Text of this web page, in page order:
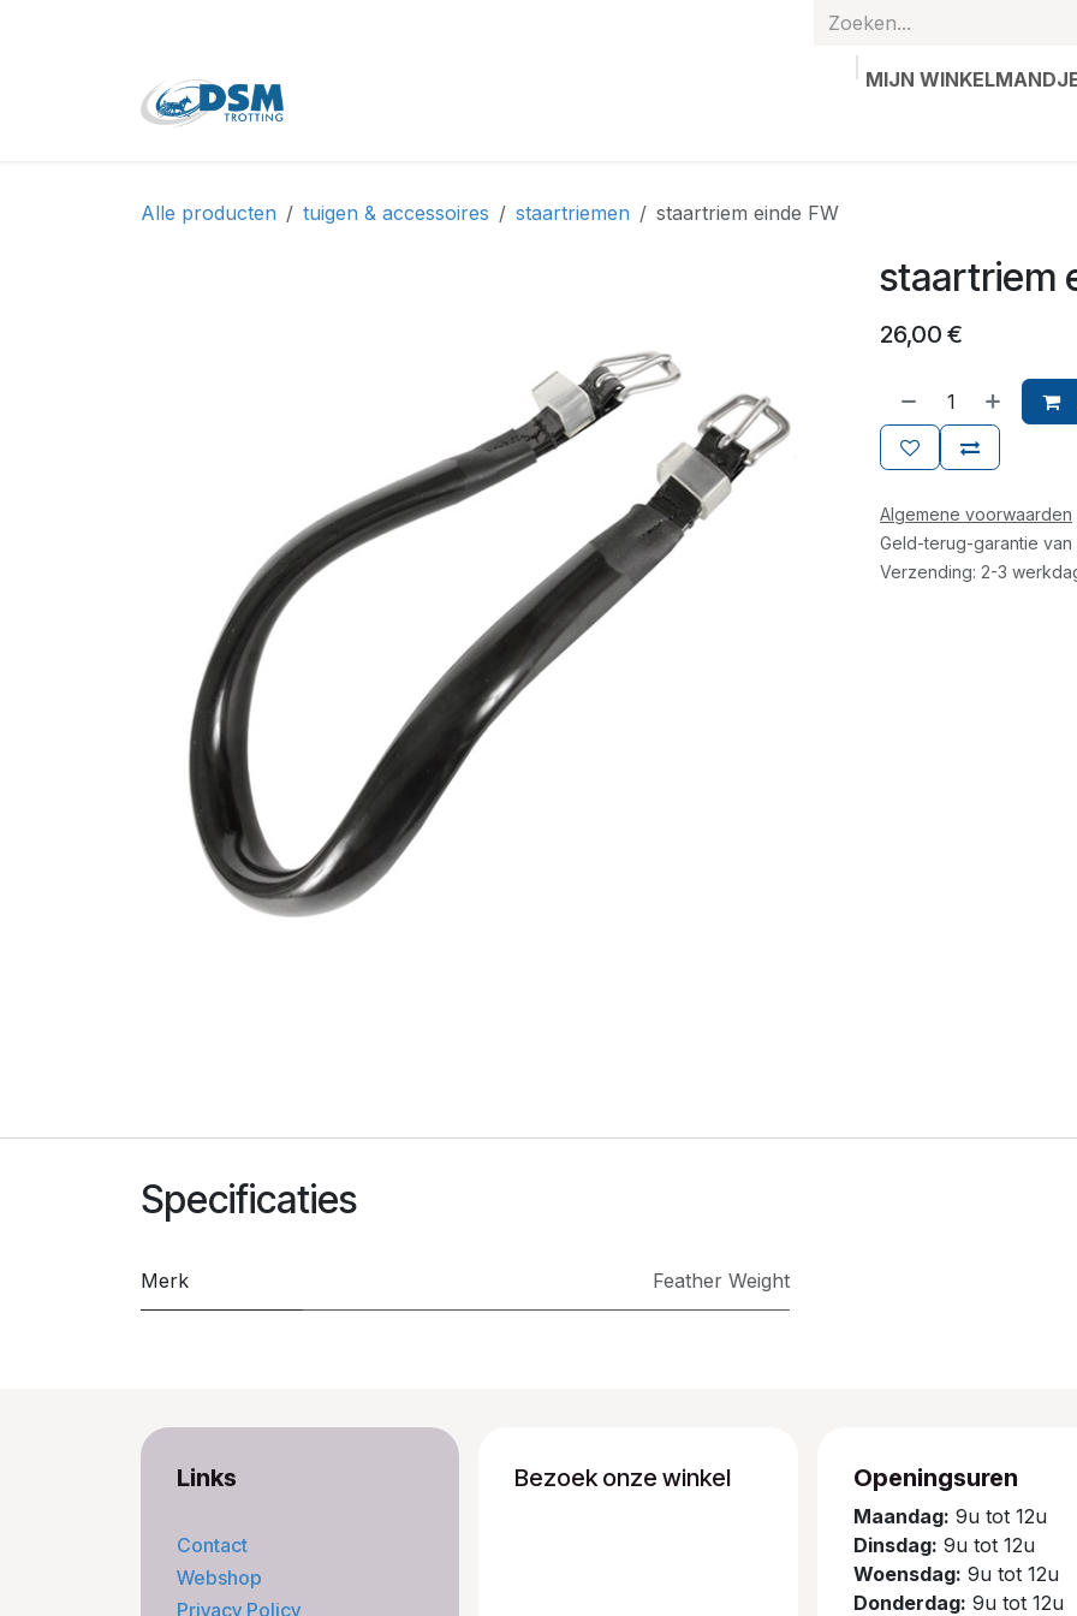
MIJN
Alle producten tuigen & accessoires staartriemen staartriem einde FW
staartriem
26,00 €
Algemene voorwaarden
Geld-terug-garantie van
Verzending: 2-3
Specificaties
Merk Feather Weight
Links
Contact
Webshop
Privacy Policy
Bezoek onze winkel Openingsuren
Maandag: 9u tot 12u
Dinsdag: 9u tot 12u
Woensdag: 9u tot 12u
Donderdag: 9u tot 12u